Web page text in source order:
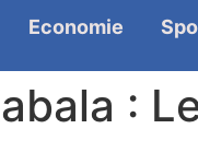
Economie
: